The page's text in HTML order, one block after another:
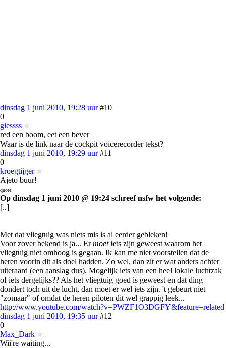
dinsdag 1 juni 2010, 19:28 uur #10
0
giessss
red een boom, eet een bever
Waar is de link naar de cockpit voicerecorder tekst?
dinsdag 1 juni 2010, 19:29 uur #11
0
kroegtijger
Ajeto buur!
quote:
Op dinsdag 1 juni 2010 @ 19:24 schreef nsfw het volgende:
[..]
Met dat vliegtuig was niets mis is al eerder gebleken!
Voor zover bekend is ja... Ermoetiets zijn geweest waarom het
vliegtuig niet omhoog is gegaan. Ik kan me niet voorstellen dat de
heren voorin dit als doel hadden. Zo wel, dan zit er wat anders achter
uiteraard (een aanslag dus). Mogelijk iets van een heel lokale luchtzak
of iets dergelijks?? Als het vliegtuig goed is geweest en dat ding
dondert toch uit de lucht, dan moet er wel iets zijn. 't gebeurt niet
"zomaar" of omdat de heren piloten dit wel grappig leek...
http://www.youtube.com/watch?v=PWZF1O3DGFY&feature=related
dinsdag 1 juni 2010, 19:35 uur #12
0
Max_Dark
Wii're waiting...